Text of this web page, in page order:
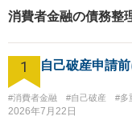
消費者金融の債務整
1 自己破産申請
#消費者金融 #自己破産 #多
2026年7月22日